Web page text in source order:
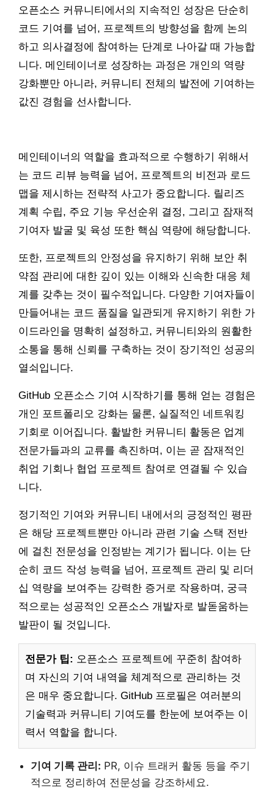
오픈소스 커뮤니티에서의 지속적인 성장은 단순히
코드 기여를 넘어, 프로젝트의 방향성을 함께 논의
하고 의사결정에 참여하는 단계로 나아갈 때 가능합
니다. 메인테이너로 성장하는 과정은 개인의 역량
강화뿐만 아니라, 커뮤니티 전체의 발전에 기여하는
값진 경험을 선사합니다.
메인테이너의 역할을 효과적으로 수행하기 위해서
는 코드 리뷰 능력을 넘어, 프로젝트의 비전과 로드
맵을 제시하는 전략적 사고가 중요합니다. 릴리즈
계획 수립, 주요 기능 우선순위 결정, 그리고 잠재적
기여자 발굴 및 육성 또한 핵심 역량에 해당합니다.
또한, 프로젝트의 안정성을 유지하기 위해 보안 취
약점 관리에 대한 깊이 있는 이해와 신속한 대응 체
계를 갖추는 것이 필수적입니다. 다양한 기여자들이
만들어내는 코드 품질을 일관되게 유지하기 위한 가
이드라인을 명확히 설정하고, 커뮤니티와의 원활한
소통을 통해 신뢰를 구축하는 것이 장기적인 성공의
열쇠입니다.
GitHub 오픈소스 기여 시작하기를 통해 얻는 경험은
개인 포트폴리오 강화는 물론, 실질적인 네트워킹
기회로 이어집니다. 활발한 커뮤니티 활동은 업계
전문가들과의 교류를 촉진하며, 이는 곧 잠재적인
취업 기회나 협업 프로젝트 참여로 연결될 수 있습
니다.
정기적인 기여와 커뮤니티 내에서의 긍정적인 평판
은 해당 프로젝트뿐만 아니라 관련 기술 스택 전반
에 걸친 전문성을 인정받는 계기가 됩니다. 이는 단
순히 코드 작성 능력을 넘어, 프로젝트 관리 및 리더
십 역량을 보여주는 강력한 증거로 작용하며, 궁극
적으로는 성공적인 오픈소스 개발자로 발돋움하는
발판이 될 것입니다.
전문가 팁: 오픈소스 프로젝트에 꾸준히 참여하
며 자신의 기여 내역을 체계적으로 관리하는 것
은 매우 중요합니다. GitHub 프로필은 여러분의
기술력과 커뮤니티 기여도를 한눈에 보여주는 이
력서 역할을 합니다.
기여 기록 관리: PR, 이슈 트래커 활동 등을 주기
적으로 정리하여 전문성을 강조하세요.